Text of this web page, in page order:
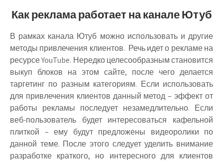
Как реклама работает на канале Ютуб
В рамках канала Ютуб можно использовать и другие
методы привлечения клиентов. Речь идет о рекламе на
ресурсе YouTube. Нередко целесообразным становится
выкуп блоков на этом сайте, после чего делается
таргетинг по разным категориям. Если использовать
для привлечения клиентов данный метод – эффект от
работы рекламы последует незамедлительно. Если
веб-пользователь будет интересоваться кафельной
плиткой – ему будут предложены видеоролики по
данной теме. После этого следует уделить внимание
разработке краткого, но интересного для клиентов